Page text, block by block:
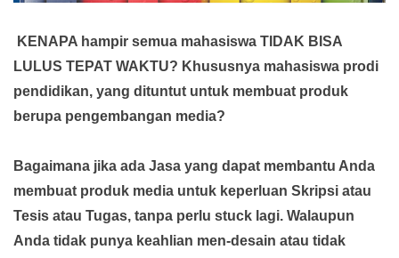
KENAPA hampir semua mahasiswa TIDAK BISA
LULUS TEPAT WAKTU? Khususnya mahasiswa prodi
pendidikan, yang dituntut untuk membuat produk
berupa pengembangan media?
Bagaimana jika ada Jasa yang dapat membantu Anda
membuat produk media untuk keperluan Skripsi atau
Tesis atau Tugas, tanpa perlu stuck lagi. Walaupun
Anda tidak punya keahlian men-desain atau tidak